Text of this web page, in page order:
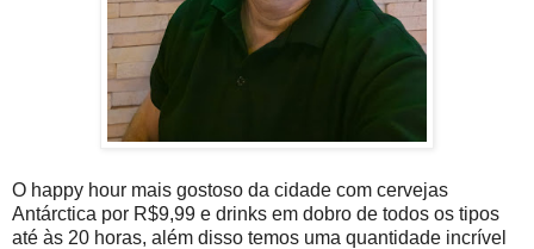
O happy hour mais gostoso da cidade com cervejas
Antárctica por R$9,99 e drinks em dobro de todos os tipos
até às 20 horas, além disso temos uma quantidade incrível